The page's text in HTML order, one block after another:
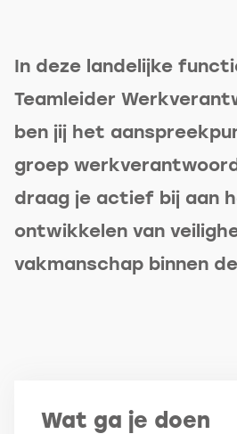
In deze landelijke
Teamleider
ben jij het
groep
draag je actief bij aan
ontwikkelen van
vakmanschap binnen
Wat ga je doen